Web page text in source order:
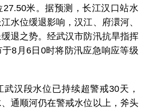
米。据预测，长江汉口站水
水位缓退影响，汉江、府澴河、
退之势。经武汉市防汛抗旱指挥
8月6日0时将防汛应急响应等级
汉段水位已持续超警戒30天，
通顺河仍在警戒水位以上，斧头